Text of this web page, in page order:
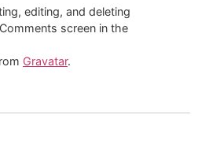
editing, and deleting
screen in the
Gravatar.